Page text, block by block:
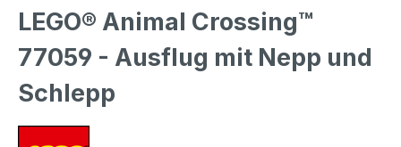
LEGO® Animal Crossing™
77059 - Ausflug mit Nepp und
Schlepp